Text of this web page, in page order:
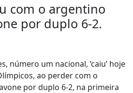
com o argentino
por duplo 6-2.
número um nacional, ‘caiu’ hoje
ao perder com o
por duplo 6-2, na primeira